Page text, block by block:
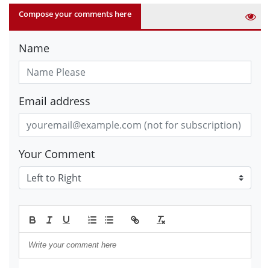
Compose your comments here
Name
Email address
Your Comment